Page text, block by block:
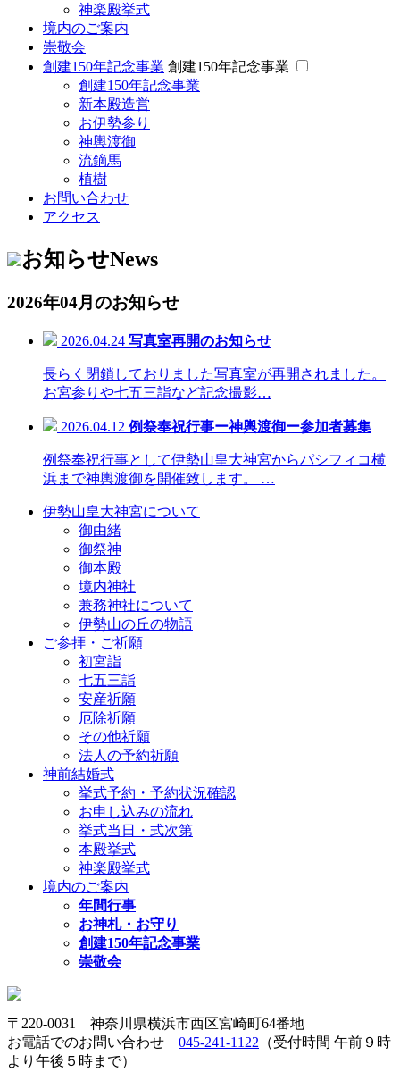
神楽殿挙式
境内のご案内
崇敬会
創建150年記念事業 創建150年記念事業
創建150年記念事業
新本殿造営
お伊勢参り
神輿渡御
流鏑馬
植樹
お問い合わせ
アクセス
お知らせNews
2026年04月のお知らせ
2026.04.24 写真室再開のお知らせ
長らく閉鎖しておりました写真室が再開されました。
お宮参りや七五三詣など記念撮影…
2026.04.12 例祭奉祝行事ー神輿渡御ー参加者募集
例祭奉祝行事として伊勢山皇大神宮からパシフィコ横
浜まで神輿渡御を開催致します。 …
伊勢山皇大神宮について
御由緒
御祭神
御本殿
境内神社
兼務神社について
伊勢山の丘の物語
ご参拝・ご祈願
初宮詣
七五三詣
安産祈願
厄除祈願
その他祈願
法人の予約祈願
神前結婚式
挙式予約・予約状況確認
お申し込みの流れ
挙式当日・式次第
本殿挙式
神楽殿挙式
境内のご案内
年間行事
お神札・お守り
創建150年記念事業
崇敬会
〒220-0031 神奈川県横浜市西区宮崎町64番地
お電話でのお問い合わせ 045-241-1122 （受付時間 午前９時
より午後５時まで）